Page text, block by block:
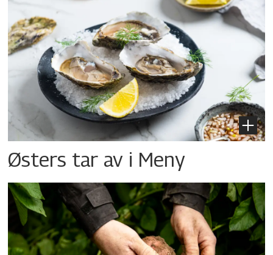
Østers tar av i Meny